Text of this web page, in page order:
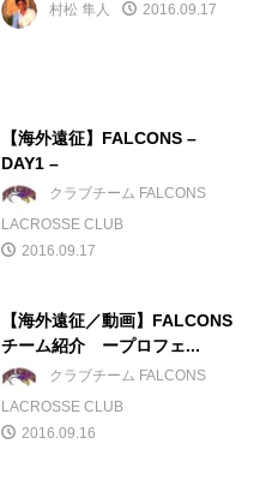
村松 隼人 2016.09.17
【海外遠征】FALCONS –
DAY1 –
クラブチーム FALCONS
LACROSSE CLUB
2016.09.17
【海外遠征／動画】FALCONS
チーム紹介 ープロフェ...
クラブチーム FALCONS
LACROSSE CLUB
2016.09.16